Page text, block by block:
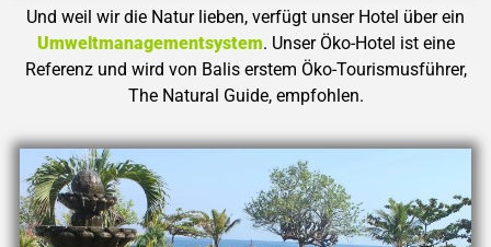
Und weil wir die Natur lieben, verfügt unser Hotel über ein
Umweltmanagementsystem. Unser Öko-Hotel ist eine
Referenz und wird von Balis erstem Öko-Tourismusführer,
The Natural Guide, empfohlen.